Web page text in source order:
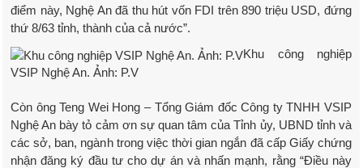
điểm này, Nghệ An đã thu hút vốn FDI trên 890 triệu USD, đứng
thứ 8/63 tỉnh, thành của cả nước”.
Khu công nghiệp
VSIP Nghệ An. Ảnh: P.V
Còn ông Teng Wei Hong – Tổng Giám đốc Công ty TNHH VSIP
Nghệ An bày tỏ cảm ơn sự quan tâm của Tỉnh ủy, UBND tỉnh và
các sở, ban, ngành trong việc thời gian ngắn đã cấp Giấy chứng
nhận đăng ký đầu tư cho dự án và nhấn mạnh, rằng “Điều này